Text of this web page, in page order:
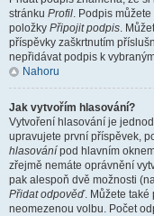
stránku Profil. Podpis
položky Připojit podpis.
příspěvky zaškrtnutím
nepřidávat podpis k
Nahoru
Jak vytvořím hlasování?
Vytvoření hlasování je
upravujete první příspěvek,
hlasování pod hlavním
zřejmě nemáte oprávnění
pak alespoň dvě možnosti
Přidat odpověď. Můžete také
neomezenou volbu. Počet